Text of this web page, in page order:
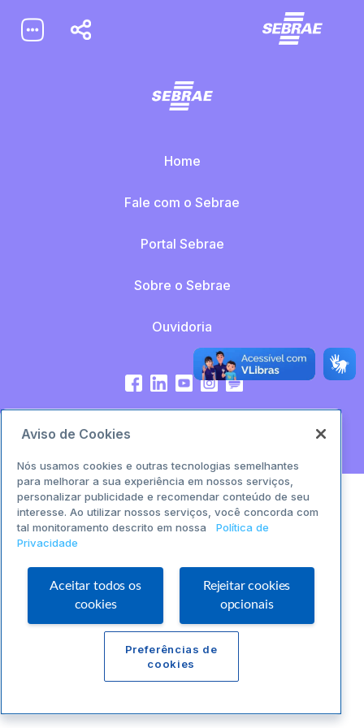
para
Home
Fale com o Sebrae
Portal Sebrae
Sobre o Sebrae
Ouvidoria
© 2024 Sebrae. Todos os direitos reservados.
Aviso de Cookies
Nós usamos cookies e outras tecnologias semelhantes
para melhorar a sua experiência em nossos serviços,
personalizar publicidade e recomendar conteúdo de seu
interesse. Ao utilizar nossos serviços, você concorda com
tal monitoramento descrito em nossa
Política de
Privacidade
Aceitar todos os
cookies
Rejeitar cookies
opcionais
Preferências de
cookies